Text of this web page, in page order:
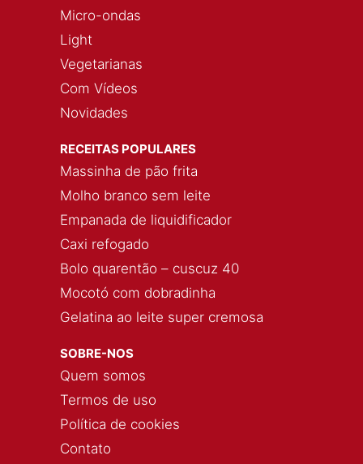
Micro-ondas
Light
Vegetarianas
Com Vídeos
Novidades
RECEITAS POPULARES
Massinha de pão frita
Molho branco sem leite
Empanada de liquidificador
Caxi refogado
Bolo quarentão – cuscuz 40
Mocotó com dobradinha
Gelatina ao leite super cremosa
SOBRE-NOS
Quem somos
Termos de uso
Política de cookies
Contato